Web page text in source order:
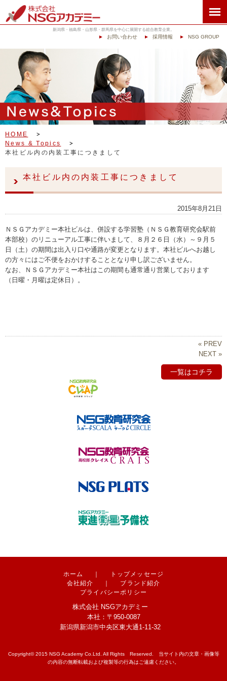
新潟県・福島県・山形県・群馬県を中心に展開する総合教育企業。
お問い合わせ 採用情報 NSG GROUP
HOME
News & Topics
本社ビル内の内装工事につきまして
本社ビル内の内装工事につきまして
2015年8月21日
ＮＳＧアカデミー本社ビルは、併設する学習塾（ＮＳＧ教育研究会駅前
本部校）のリニューアル工事に伴いまして、８月２６日（水）～９月５
日（土）の期間は出入り口や通路が変更となります。本社ビルへお越し
の方々にはご不便をおかけすることとなり申し訳ございません。
なお、ＮＳＧアカデミー本社はこの期間も通常通り営業しております
（日曜・月曜は定休日）。
« PREV
NEXT »
一覧はコチラ
ホーム ｜
トップメッセージ
会社紹介
｜
ブランド紹介
プライバシーポリシー
株式会社 NSGアカデミー
本社：〒950-0087
新潟県新潟市中央区東大通1-11-32
Copyright© 2015 NSG Academy Co.Ltd. All Rights Reserved. 当サイト内の文章・画像等
の内容の無断転載および複製等の行為はご遠慮ください。